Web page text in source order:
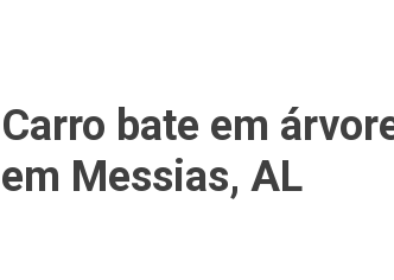
Carro bate em
em Messias, AL